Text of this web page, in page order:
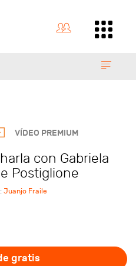
VÍDEO PREMIUM
con Gabriela
Postiglione
Juanjo Fraile
gratis